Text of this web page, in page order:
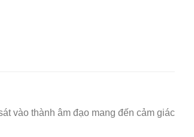
vào thành âm đạo mang đến cảm giác